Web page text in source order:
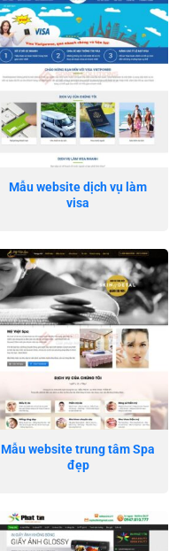
Mẫu website dịch vụ làm
visa
Mẫu website trung tâm Spa
đẹp